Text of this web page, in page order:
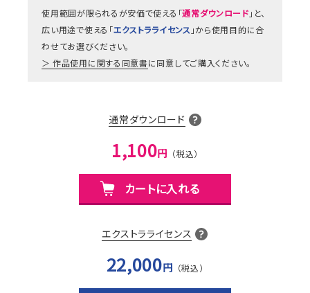
使用範囲が限られるが安価で使える「通常ダウンロード 」と、
広い用途で使える「エクストラライセンス 」から使用目的に合
わせてお選びください。
作品使用に関する同意書に同意してご購入ください。
通常ダウンロード
1,100円
カートに入れる
エクストラライセンス
22,000円